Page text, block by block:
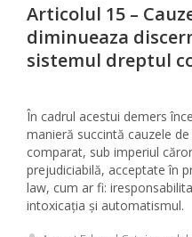
Articolul 15 –
diminueaza
sistemul dreptul
În cadrul acestui demers
manieră succintă cauzele
comparat, sub imperiul
prejudiciabilă, acceptate în
law, cum ar fi:
intoxicaţia şi automatismul.